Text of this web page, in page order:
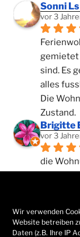
Wir verwenden
Website betreiben
Daten (z.B. Ihre IP
Sonni Ls
vor 3
gemietet
sind. Es
alles
Die
Zustand.
Brigitte
vor 3
die
Gabriele
vor 4